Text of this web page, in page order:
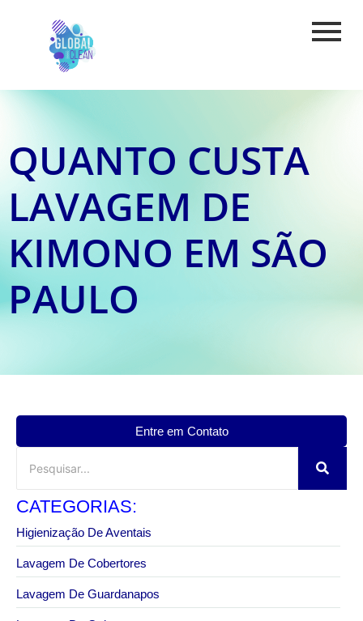
QUANTO CUSTA
LAVAGEM DE
KIMONO EM SÃO
PAULO
Entre em Contato
CATEGORIAS:
Higienização De Aventais
Lavagem De Cobertores
Lavagem De Guardanapos